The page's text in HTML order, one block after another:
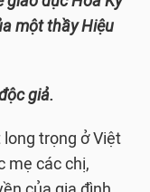
một thầy Hiệu
giả.
trọng ở Việt
mẹ các chị,